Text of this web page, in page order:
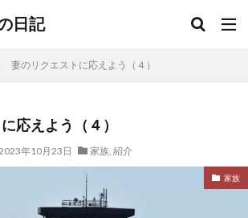
日記
妻のリクエストに応えよう（４）
応えよう（４）
年10月23日 家族, 紹介
家族